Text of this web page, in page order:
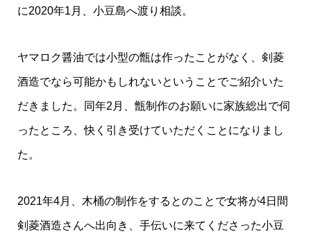
に2020年1月、小豆島へ渡り相談。
ヤマロク醤油では小型の甑は作ったことがなく、剣菱
酒造でなら可能かもしれないということでご紹介いた
だきました。同年2月、甑制作のお願いに家族総出で伺
ったところ、快く引き受けていただくことになりまし
た。
2021年4月、木桶の制作をするとのことで女将が4日間
剣菱酒造さんへ出向き、手伝いに来てくださった小豆